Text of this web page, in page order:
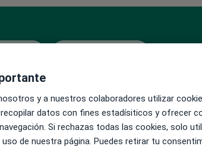
Hoy Mañana Sáb
y a nuestros colaboradores utilizar
datos con fines estadísiticos y ofrecer
Si rechazas todas las cookies, solo
de nuestra página. Puedes retirar tu